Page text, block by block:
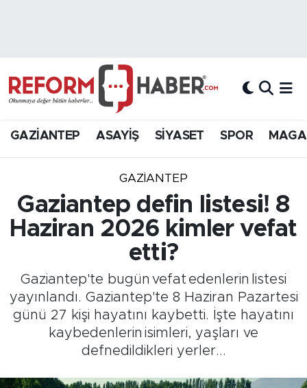
GAZİANTEP ASAYİŞ SİYASET SPOR
GAZIANTEP
Gaziantep defin listesi! 8
Haziran 2026 kimler vefat
etti?
Gaziantep'te bugün vefat edenlerin listesi
yayınlandı. Gaziantep'te 8 Haziran Pazartesi
günü 27 kişi hayatını kaybetti. İşte hayatını
kaybedenlerin isimleri, yaşları ve
defnedildikleri yerler...
Hava Durumu
Süper Lig Puan Durumu ve Fikstür
Tüm Manşetler
Son Dakika Haberleri